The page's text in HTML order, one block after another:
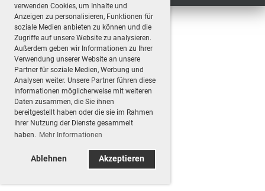
verwenden Cookies, um Inhalte und
Anzeigen zu personalisieren, Funktionen für
soziale Medien anbieten zu können und die
Zugriffe auf unsere Website zu analysieren.
Außerdem geben wir Informationen zu Ihrer
Verwendung unserer Website an unsere
Partner für soziale Medien, Werbung und
Analysen weiter. Unsere Partner führen diese
Informationen möglicherweise mit weiteren
Daten zusammen, die Sie ihnen
bereitgestellt haben oder die sie im Rahmen
Ihrer Nutzung der Dienste gesammelt
haben. Mehr Informationen
Ablehnen Akzeptieren